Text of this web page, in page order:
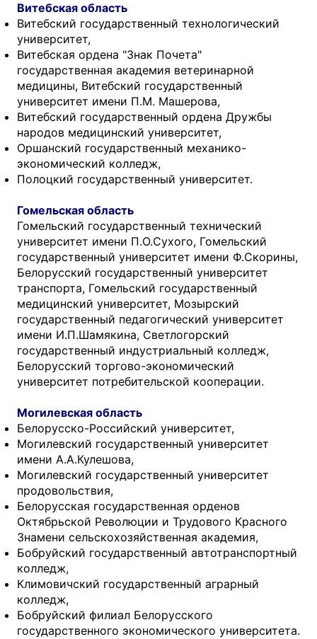
Витебская область
Витебский государственный технологический
университет,
Витебская ордена "Знак Почета"
государственная академия ветеринарной
медицины, Витебский государственный
университет имени П.М. Машерова,
Витебский государственный ордена Дружбы
народов медицинский университет,
Оршанский государственный механико-
экономический колледж,
Полоцкий государственный университет.
Гомельская область
Гомельский государственный технический
университет имени П.О.Сухого, Гомельский
государственный университет имени Ф.Скорины,
Белорусский государственный университет
транспорта, Гомельский государственный
медицинский университет, Мозырский
государственный педагогический университет
имени И.П.Шамякина, Светлогорский
государственный индустриальный колледж,
Белорусский торгово-экономический
университет потребительской кооперации.
Могилевская область
Белорусско-Российский университет,
Могилевский государственный университет
имени А.А.Кулешова,
Могилевский государственный университет
продовольствия,
Белорусская государственная орденов
Октябрьской Революции и Трудового Красного
Знамени сельскохозяйственная академия,
Бобруйский государственный автотранспортный
колледж,
Климовичский государственный аграрный
колледж,
Бобруйский филиал Белорусского
государственного экономического университета.